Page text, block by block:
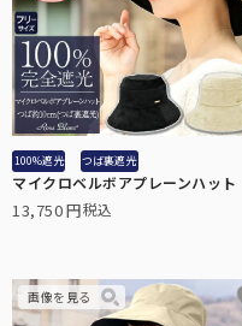
100%遮光 つば裏遮光
マイクロベルボアプレーンハット
13,750 税込